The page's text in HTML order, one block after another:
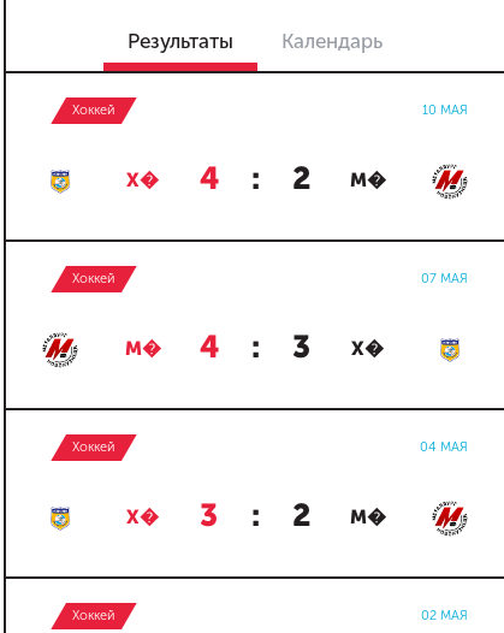
Результаты Календарь
Хоккей 10 МАЯ
Х� 4 : 2 М�
Хоккей 07 МАЯ
М� 4 : 3 Х�
Хоккей 04 МАЯ
Х� 3 : 2 М�
Хоккей 02 МАЯ